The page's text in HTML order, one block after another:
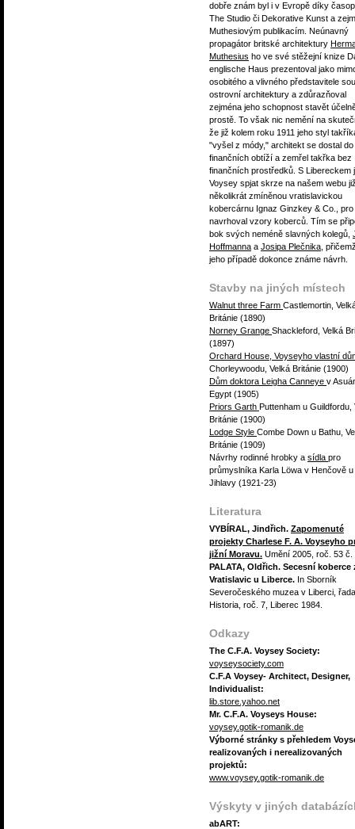
dobře znám byl i v Evropě díky
The Studio či Dekorative Kunst a
Muthesiovým publikacím. Neúnavný
propagátor britské architektury
Muthesius ho ve své stěžejní knize
englische Haus prezentoval jako
osobitého a vlivného představitele
ostrovní architektury a zdůrazňoval
zejména jeho schopnost stavět
prostě. To však nic nemění na
že již kolem roku 1911 jeho styl
"vyšel z módy," architekt se dostal do
finančních obtíží a zemřel takřka bez
finančních prostředků. S Libereckem
Voysey spjat skrze na našem webu
několikrát zmíněnou vratislavickou
kobercárnu Ignaz Ginzkey & Co., pro
navrhoval vzory koberců. Tím se
bok svých neméně slavných kolegů,
Hoffmanna a Josipa Plečnika ,
jeho případě dokonce známe návrh.
Stavby na jiných místech
Walnut three Farm Castlemortin,
Británie (1890)
Norney Grange Shackleford, Velká
(1897)
Orchard House, Voyseyho vlastní
Chorleywoodu, Velká Británie (1900)
Dům doktora Leigha Canneye v
Egypt (1905)
Priors Garth Puttenham u Guildfordu,
Británie (1900)
Lodge Style Combe Down u Bathu,
Británie (1909)
Návrhy rodinné hrobky a sídla pro
průmyslníka Karla Löwa v Henčově u
Jihlavy (1921-23)
Literatura
VYBÍRAL, Jindřich. Zapomenuté
projekty Charlese F. A. Voyseyho
jižní Moravu. Umění 2005, roč. 53 č.
PALATA, Oldřich. Secesní koberce
Vratislavic u Liberce. In Sborník
Severočeského muzea v Liberci, řada
Historia, roč. 7, Liberec 1984.
Odkazy
The C.F.A. Voysey Society:
voyseysociety.com
C.F.A Voysey- Architect, Designer,
Individualist:
lib.store.yahoo.net
Mr. C.F.A. Voyseys House:
voysey.gotik-romanik.de
Výborné stránky s přehledem
realizovaných i nerealizovaných
projektů:
www.voysey.gotik-romanik.de
Výskyty v jiných
abART: